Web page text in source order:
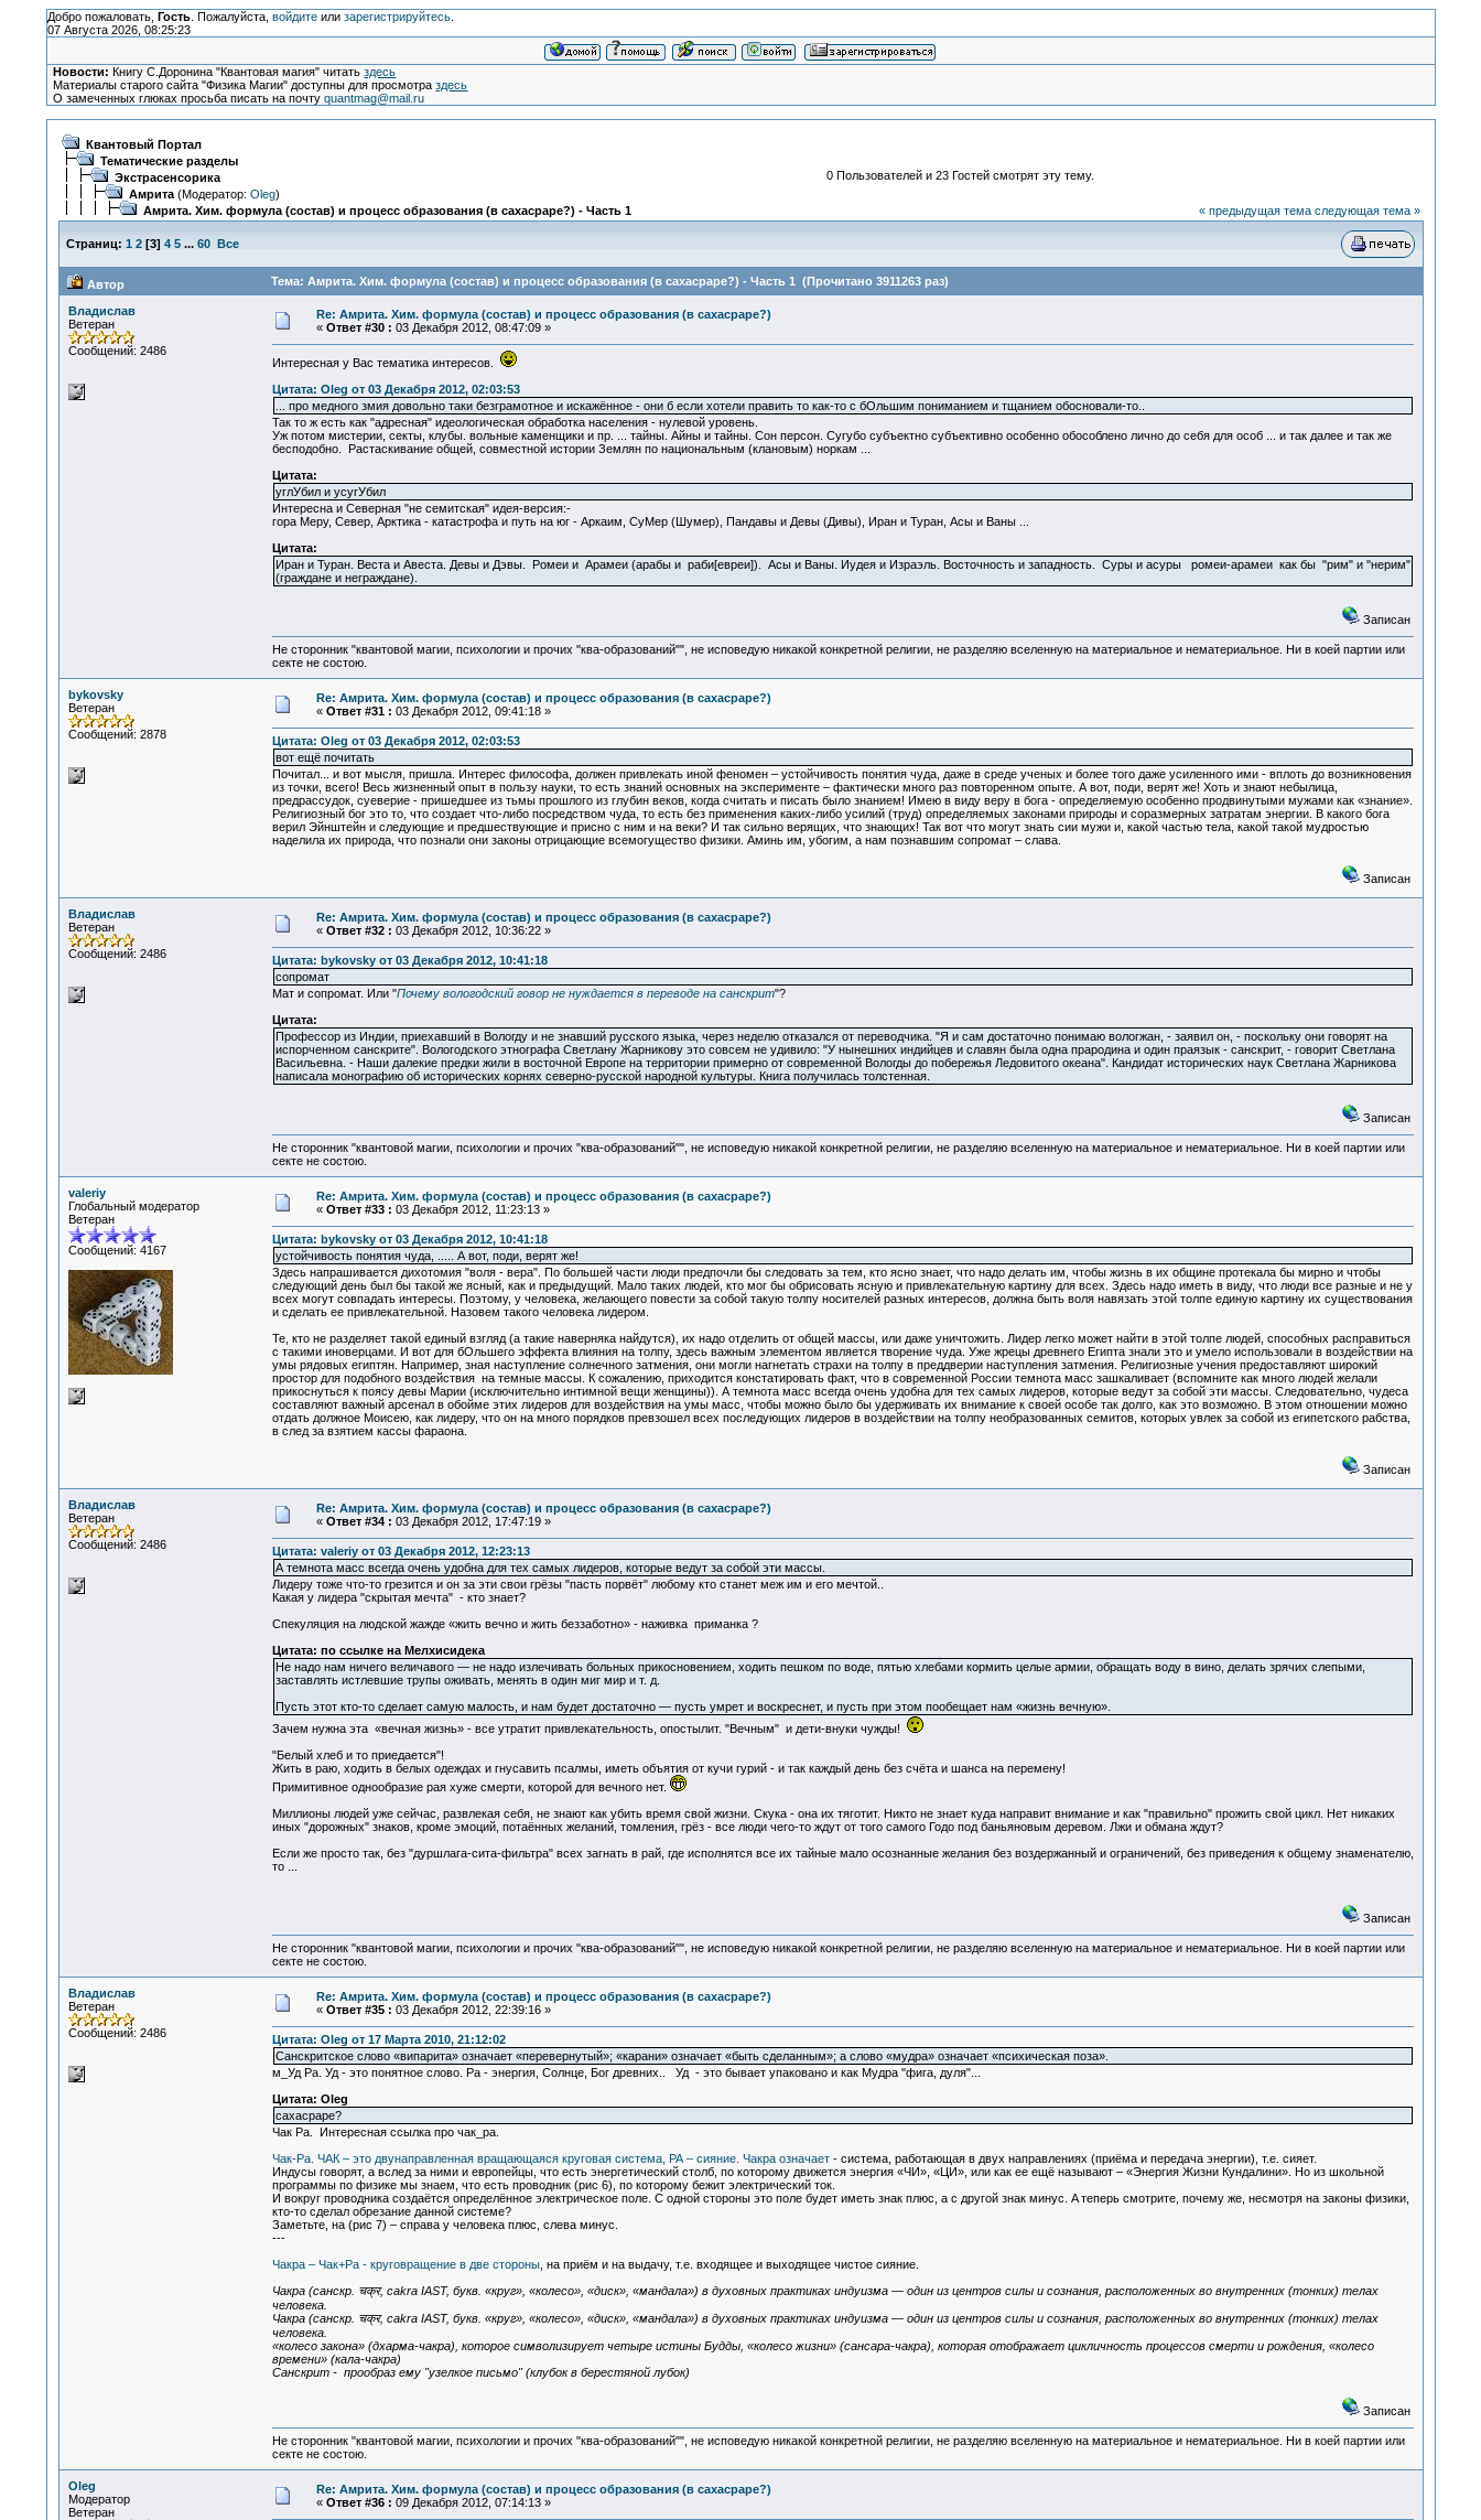
Добро пожаловать, Гость. Пожалуйста, войдитеили зарегистрируйтесь.
07 Августа 2026, 08:25:23
Новости: Книгу С.Доронина "Квантовая магия" читатьздесь
Материалы старого сайта "Физика Магии" доступны для просмотраздесь
О замеченных глюках просьба писать на почтуquantmag@mail.ru
Квантовый Портал
Тематические разделы
Экстрасенсорика
Амрита(Модератор: Oleg)
Амрита. Хим. формула (состав) и процесс образования (в сахасраре?) - Часть 1
0 Пользователей и 23 Гостей смотрят эту тему.
« предыдущая тема следующая тема »
Страниц: 1 2[3] 4 5 ... 60 Все
Автор Тема: Амрита. Хим. формула (состав) и процесс образования (в сахасраре?) - Часть 1 (Прочитано 3911263 раз)
Владислав
Ветеран
Сообщений: 2486
Re: Амрита. Хим. формула (состав) и процесс образования (в сахасраре?)
« Ответ #30 : 03 Декабря 2012, 08:47:09 »
Интересная у Вас тематика интересов.
Цитата: Oleg от 03 Декабря 2012, 02:03:53
... про медного змия довольно таки безграмотное и искажённое - они б если хотели править то как-то с бОльшим пониманием и тщанием обосновали-то..
Так то ж есть как "адресная" идеологическая обработка населения - нулевой уровень.
Уж потом мистерии, секты, клубы. вольные каменщики и пр. ... тайны. Айны и тайны. Сон персон. Сугубо субъектно субъективно особенно обособлено лично до себя для особ ... и так далее и так же
бесподобно. Растаскивание общей, совместной истории Землян по национальным (клановым) норкам ...
Цитата:
углУбил и усугУбил
Интересна и Северная "не семитская" идея-версия:-
гора Меру, Север, Арктика - катастрофа и путь на юг - Аркаим, СуМер (Шумер), Пандавы и Девы (Дивы), Иран и Туран, Асы и Ваны ...
Цитата:
Иран и Туран. Веста и Авеста. Девы и Дэвы. Ромеи и Арамеи (арабы и раби[евреи]). Асы и Ваны. Иудея и Израэль. Восточность и западность. Суры и асуры ромеи-арамеи как бы "рим" и "нерим"
(граждане и неграждане).
Записан
Не сторонник "квантовой магии, психологии и прочих "ква-образований"", не исповедую никакой конкретной религии, не разделяю вселенную на материальное и нематериальное. Ни в коей партии или
секте не состою.
bykovsky
Ветеран
Сообщений: 2878
Re: Амрита. Хим. формула (состав) и процесс образования (в сахасраре?)
« Ответ #31 : 03 Декабря 2012, 09:41:18 »
Цитата: Oleg от 03 Декабря 2012, 02:03:53
вот ещё почитать
Почитал... и вот мысля, пришла. Интерес философа, должен привлекать иной феномен – устойчивость понятия чуда, даже в среде ученых и более того даже усиленного ими - вплоть до возникновения
из точки, всего! Весь жизненный опыт в пользу науки, то есть знаний основных на эксперименте – фактически много раз повторенном опыте. А вот, поди, верят же! Хоть и знают небылица,
предрассудок, суеверие - пришедшее из тьмы прошлого из глубин веков, когда считать и писать было знанием! Имею в виду веру в бога - определяемую особенно продвинутыми мужами как «знание».
Религиозный бог это то, что создает что-либо посредством чуда, то есть без применения каких-либо усилий (труд) определяемых законами природы и соразмерных затратам энергии. В какого бога
верил Эйнштейн и следующие и предшествующие и присно с ним и на веки? И так сильно верящих, что знающих! Так вот что могут знать сии мужи и, какой частью тела, какой такой мудростью
наделила их природа, что познали они законы отрицающие всемогущество физики. Аминь им, убогим, а нам познавшим сопромат – слава.
Записан
Владислав
Ветеран
Сообщений: 2486
Re: Амрита. Хим. формула (состав) и процесс образования (в сахасраре?)
« Ответ #32 : 03 Декабря 2012, 10:36:22 »
Цитата: bykovsky от 03 Декабря 2012, 10:41:18
сопромат
Мат и сопромат. Или "Почему вологодский говор не нуждается в переводе на санскрит"?
Цитата:
Профессор из Индии, приехавший в Вологду и не знавший русского языка, через неделю отказался от переводчика. "Я и сам достаточно понимаю вологжан, - заявил он, - поскольку они говорят на
испорченном санскрите". Вологодского этнографа Светлану Жарникову это совсем не удивило: "У нынешних индийцев и славян была одна прародина и один праязык - санскрит, - говорит Светлана
Васильевна. - Наши далекие предки жили в восточной Европе на территории примерно от современной Вологды до побережья Ледовитого океана". Кандидат исторических наук Светлана Жарникова
написала монографию об исторических корнях северно-русской народной культуры. Книга получилась толстенная.
Записан
Не сторонник "квантовой магии, психологии и прочих "ква-образований"", не исповедую никакой конкретной религии, не разделяю вселенную на материальное и нематериальное. Ни в коей партии или
секте не состою.
valeriy
Глобальный модератор
Ветеран
Сообщений: 4167
Re: Амрита. Хим. формула (состав) и процесс образования (в сахасраре?)
« Ответ #33 : 03 Декабря 2012, 11:23:13 »
Цитата: bykovsky от 03 Декабря 2012, 10:41:18
устойчивость понятия чуда, ..... А вот, поди, верят же!
Здесь напрашивается дихотомия "воля - вера". По большей части люди предпочли бы следовать за тем, кто ясно знает, что надо делать им, чтобы жизнь в их общине протекала бы мирно и чтобы
следующий день был бы такой же ясный, как и предыдущий. Мало таких людей, кто мог бы обрисовать ясную и привлекательную картину для всех. Здесь надо иметь в виду, что люди все разные и не у
всех могут совпадать интересы. Поэтому, у человека, желающего повести за собой такую толпу носителей разных интересов, должна быть воля навязать этой толпе единую картину их существования
и сделать ее привлекательной. Назовем такого человека лидером.
Те, кто не разделяет такой единый взгляд (а такие наверняка найдутся), их надо отделить от общей массы, или даже уничтожить. Лидер легко может найти в этой толпе людей, способных расправиться
с такими иноверцами. И вот для бОльшего эффекта влияния на толпу, здесь важным элементом является творение чуда. Уже жрецы древнего Египта знали это и умело использовали в воздействии на
умы рядовых египтян. Например, зная наступление солнечного затмения, они могли нагнетать страхи на толпу в преддверии наступления затмения. Религиозные учения предоставляют широкий
простор для подобного воздействия на темные массы. К сожалению, приходится констатировать факт, что в современной России темнота масс зашкаливает (вспомните как много людей желали
прикоснуться к поясу девы Марии (исключительно интимной вещи женщины)). А темнота масс всегда очень удобна для тех самых лидеров, которые ведут за собой эти массы. Следовательно, чудеса
составляют важный арсенал в обойме этих лидеров для воздействия на умы масс, чтобы можно было бы удерживать их внимание к своей особе так долго, как это возможно. В этом отношении можно
отдать должное Моисею, как лидеру, что он на много порядков превзошел всех последующих лидеров в воздействии на толпу необразованных семитов, которых увлек за собой из египетского рабства,
в след за взятием кассы фараона.
Записан
Владислав
Ветеран
Сообщений: 2486
Re: Амрита. Хим. формула (состав) и процесс образования (в сахасраре?)
« Ответ #34 : 03 Декабря 2012, 17:47:19 »
Цитата: valeriy от 03 Декабря 2012, 12:23:13
А темнота масс всегда очень удобна для тех самых лидеров, которые ведут за собой эти массы.
Лидеру тоже что-то грезится и он за эти свои грёзы "пасть порвёт" любому кто станет меж им и его мечтой..
Какая у лидера "скрытая мечта" - кто знает?
Спекуляция на людской жажде «жить вечно и жить беззаботно» - наживка приманка ?
Цитата: по ссылке на Мелхисидека
Не надо нам ничего величавого — не надо излечивать больных прикосновением, ходить пешком по воде, пятью хлебами кормить целые армии, обращать воду в вино, делать зрячих слепыми,
заставлять истлевшие трупы оживать, менять в один миг мир и т. д.
Пусть этот кто-то сделает самую малость, и нам будет достаточно — пусть умрет и воскреснет, и пусть при этом пообещает нам «жизнь вечную».
Зачем нужна эта «вечная жизнь» - все утратит привлекательность, опостылит. "Вечным" и дети-внуки чужды!
"Белый хлеб и то приедается"!
Жить в раю, ходить в белых одеждах и гнусавить псалмы, иметь объятия от кучи гурий - и так каждый день без счёта и шанса на перемену!
Примитивное однообразие рая хуже смерти, которой для вечного нет.
Миллионы людей уже сейчас, развлекая себя, не знают как убить время свой жизни. Скука - она их тяготит. Никто не знает куда направит внимание и как "правильно" прожить свой цикл. Нет никаких
иных "дорожных" знаков, кроме эмоций, потаённых желаний, томления, грёз - все люди чего-то ждут от того самого Годо под баньяновым деревом. Лжи и обмана ждут?
Если же просто так, без "дуршлага-сита-фильтра" всех загнать в рай, где исполнятся все их тайные мало осознанные желания без воздержанный и ограничений, без приведения к общему знаменателю,
то ...
Записан
Не сторонник "квантовой магии, психологии и прочих "ква-образований"", не исповедую никакой конкретной религии, не разделяю вселенную на материальное и нематериальное. Ни в коей партии или
секте не состою.
Владислав
Ветеран
Сообщений: 2486
Re: Амрита. Хим. формула (состав) и процесс образования (в сахасраре?)
« Ответ #35 : 03 Декабря 2012, 22:39:16 »
Цитата: Oleg от 17 Марта 2010, 21:12:02
Санскритское слово «випарита» означает «перевернутый»; «карани» означает «быть сделанным»; а слово «мудра» означает «психическая поза».
м_Уд Ра. Уд - это понятное слово. Ра - энергия, Солнце, Бог древних.. Уд - это бывает упаковано и как Мудра "фига, дуля"...
Цитата: Oleg
сахасраре?
Чак Ра. Интересная ссылка про чак_ра.
Чак-Pа. ЧАК – это двунаправленная вращающаяся круговая система, РА – сияние. Чакра означает- система, работающая в двух направлениях (приёма и передача энергии), т.е. сияет.
Индусы говорят, а вслед за ними и европейцы, что есть энергетический столб, по которому движется энергия «ЧИ», «ЦИ», или как ее ещё называют – «Энергия Жизни Кундалини». Но из школьной
программы по физике мы знаем, что есть проводник (рис 6), по которому бежит электрический ток.
И вокруг проводника создаётся определённое электрическое поле. С одной стороны это поле будет иметь знак плюс, а с другой знак минус. A теперь смотрите, почему же, несмотря на законы физики,
кто-то сделал обрезание данной системе?
Заметьте, на (рис 7) – справа у человека плюс, слева минус.
---
Чакра – Чак+Ра - круговращение в две стороны, на приём и на выдачу, т.е. входящее и выходящее чистое сияние.
Чакра (санскр. चक्र, cakra IAST, букв. «круг», «колесо», «диск», «мандала») в духовных практиках индуизма — один из центров силы и сознания, расположенных во внутренних (тонких) телах
человека.
Чакра (санскр. चक्र, cakra IAST, букв. «круг», «колесо», «диск», «мандала») в духовных практиках индуизма — один из центров силы и сознания, расположенных во внутренних (тонких) телах
человека.
«колесо закона» (дхарма-чакра), которое символизирует четыре истины Будды, «колесо жизни» (сансара-чакра), которая отображает цикличность процессов смерти и рождения, «колесо
времени» (кала-чакра)
Санскрит - прообраз ему "узелкое письмо" (клубок в берестяной лубок)
Записан
Не сторонник "квантовой магии, психологии и прочих "ква-образований"", не исповедую никакой конкретной религии, не разделяю вселенную на материальное и нематериальное. Ни в коей партии или
секте не состою.
Oleg
Модератор
Ветеран
Re: Амрита. Хим. формула (состав) и процесс образования (в сахасраре?)
« Ответ #36 : 09 Декабря 2012, 07:14:13 »